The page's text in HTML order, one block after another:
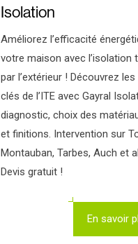
Isolation
Améliorez l’efficacité
votre maison avec l’isolation
par l’extérieur ! Découvrez
clés de l’ITE avec Gayral
diagnostic, choix des
et finitions. Intervention sur
Montauban, Tarbes, Auch et
Devis gratuit !
En savoir